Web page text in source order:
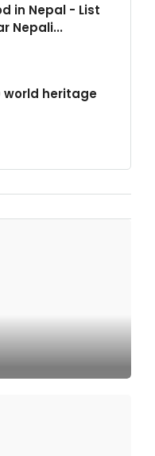
in Nepal - List
Nepali...
world heritage